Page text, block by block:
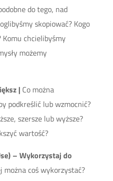
do tego, nad
skopiować? Kogo
Komu chcielibyśmy
możemy
| Co można
podkreślić lub wzmocnić?
szersze lub wyższe?
wartość?
– Wykorzystaj do
można coś wykorzystać?